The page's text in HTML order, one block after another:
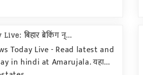
बिहार ब्रेकिंग न्...
Today Live - Read latest and
in hindi at Amarujala. यहा...